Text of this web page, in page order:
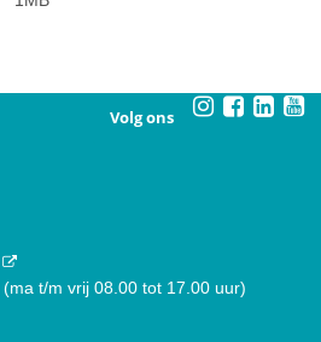
Volg ons
(ma t/m vrij 08.00 tot 17.00 uur)